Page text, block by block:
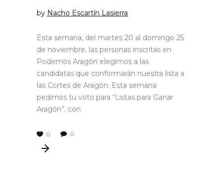
by Nacho Escartín Lasierra
Esta semana, del martes 20 al domingo 25
de noviembre, las personas inscritas en
Podemos Aragón elegimos a las
candidatas que conformarán nuestra lista a
las Cortes de Aragón. Esta semana
pedimos tu voto para “Listas para Ganar
Aragón”, con
0 0